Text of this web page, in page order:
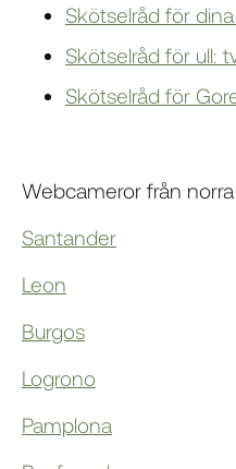
Skötselråd för
Skötselråd för ull:
Skötselråd för
Webcameror från
Santander
Leon
Burgos
Logrono
Pamplona